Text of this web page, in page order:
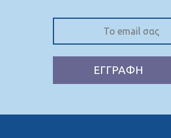
ΕΓΓΡΑΦΗ